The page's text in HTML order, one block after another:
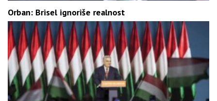
Orban: Brisel ignoriše realnost